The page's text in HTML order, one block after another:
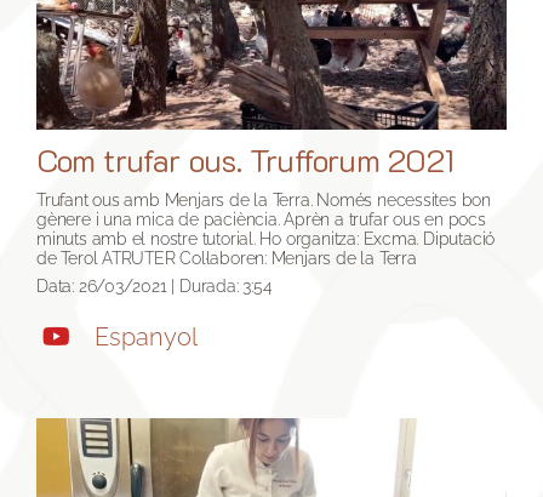
Com trufar ous. Trufforum 2021
Trufant ous amb Menjars de la Terra. Només necessites bon
gènere i una mica de paciència. Aprèn a trufar ous en pocs
minuts amb el nostre tutorial. Ho organitza: Excma. Diputació
de Terol ATRUTER Col·laboren: Menjars de la Terra
Data: 26/03/2021 | Durada: 3:54
Espanyol